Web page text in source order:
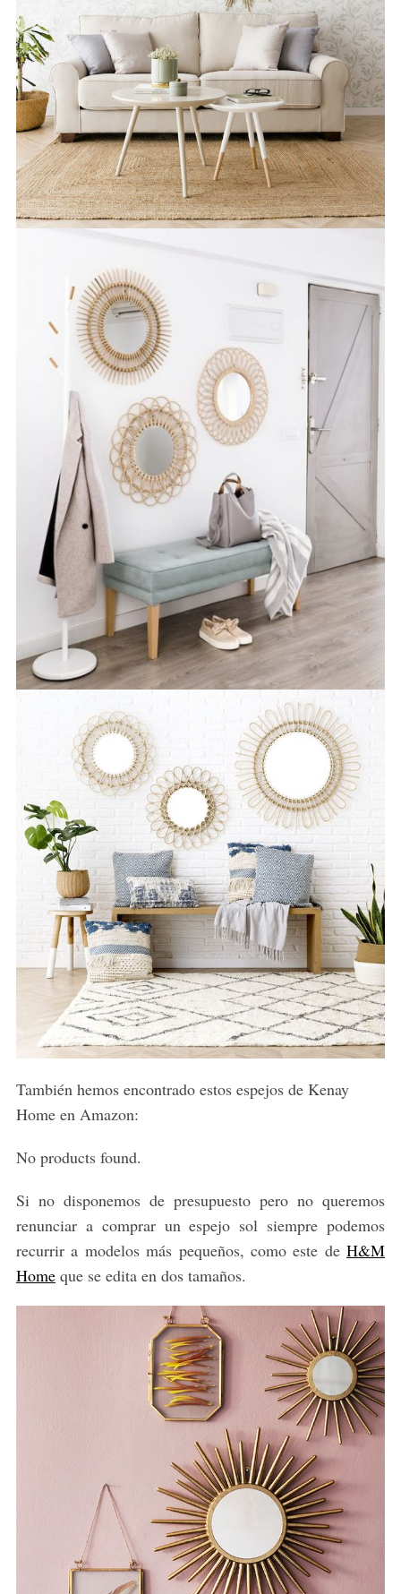
También hemos encontrado estos espejos de Kenay
Home en Amazon:
No products found.
Si no disponemos de presupuesto pero no queremos
renunciar a comprar un espejo sol siempre podemos
recurrir a modelos más pequeños, como este deH&M
Homeque se edita en dos tamaños.